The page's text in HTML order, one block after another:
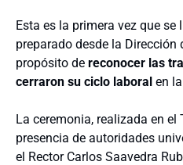
Esta es la primera vez que
preparado desde la Dirección
propósito de reconocer las
cerraron su ciclo laboral en
La ceremonia, realizada en el
presencia de autoridades
el Rector Carlos Saavedra